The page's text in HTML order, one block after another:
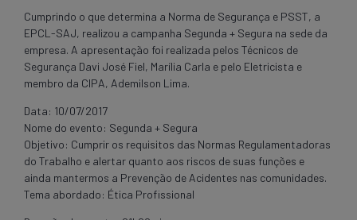
Cumprindo o que determina a Norma de Segurança e PSST, a
EPCL-SAJ, realizou a campanha Segunda + Segura na sede da
empresa. A apresentação foi realizada pelos Técnicos de
Segurança Davi José Fiel, Marília Carla e pelo Eletricista e
membro da CIPA, Ademilson Lima.
Data: 10/07/2017
Nome do evento: Segunda + Segura
Objetivo: Cumprir os requisitos das Normas Regulamentadoras
do Trabalho e alertar quanto aos riscos de suas funções e
ainda mantermos a Prevenção de Acidentes nas comunidades.
Tema abordado: Ética Profissional